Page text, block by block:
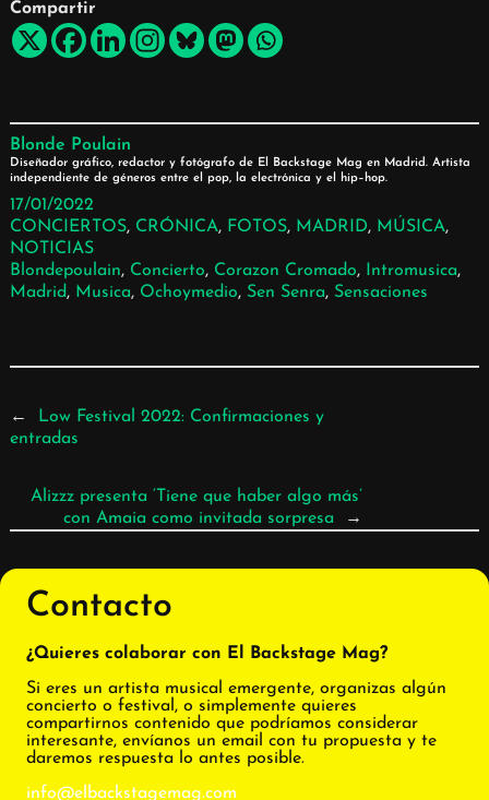
Compartir
Blonde Poulain
Diseñador gráfico, redactor y fotógrafo de El Backstage Mag en Madrid. Artista
independiente de géneros entre el pop, la electrónica y el hip–hop.
17/01/2022
CONCIERTOS, CRÓNICA, FOTOS, MADRID, MÚSICA,
NOTICIAS
Blondepoulain, Concierto, Corazon Cromado, Intromusica ,
Madrid, Musica, Ochoymedio, Sen Senra, Sensaciones
←
Low Festival 2022: Confirmaciones y
entradas
Alizzz presenta ‘Tiene que haber algo más’
con Amaia como invitada sorpresa
→
Contacto
¿Quieres colaborar con El Backstage Mag?
Si eres un artista musical emergente, organizas algún
concierto o festival, o simplemente quieres
compartirnos contenido que podríamos considerar
interesante, envíanos un email con tu propuesta y te
daremos respuesta lo antes posible.
info@elbackstagemag.com